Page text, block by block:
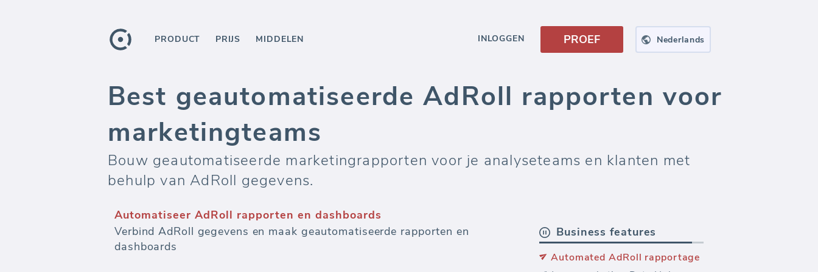
PRODUCT PRIJS MIDDELEN INLOGGEN PROEF Nederlands
Best geautomatiseerde AdRoll rapporten voor
marketingteams
Bouw geautomatiseerde marketingrapporten voor je analyseteams en klanten met
behulp van AdRoll gegevens.
Automatiseer AdRoll rapporten en dashboards
Verbind AdRoll gegevens en maak geautomatiseerde rapporten en
dashboards
Business features
Automated AdRoll rapportage